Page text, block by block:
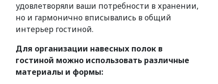
удовлетворяли ваши потребности в хранении,
но и гармонично вписывались в общий
интерьер гостиной.
Для организации навесных полок в
гостиной можно использовать различные
материалы и формы: